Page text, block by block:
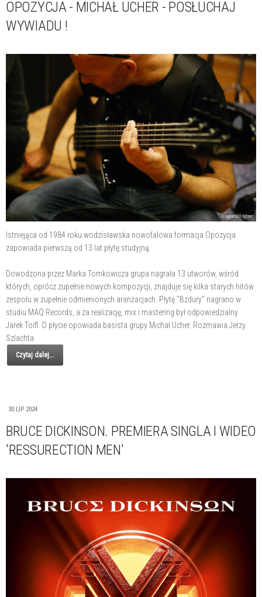
OPOZYCJA - MICHAŁ UCHER - POSŁUCHAJ
WYWIADU !
Istniejąca od 1984 roku wodzisławska nowofalowa formacja Opozycja
zapowiada pierwszą od 13 lat płytę studyjną.
Dowodzona przez Marka Tomkowicza grupa nagrała 13 utworów, wśród
których, oprócz zupełnie nowych kompozycji, znajduje się kilka starych hitów
zespołu w zupełnie odmienionych aranżacjach. Płytę "Bzdury" nagrano w
studiu MAQ Records, a za realizację, mix i mastering był odpowiedzialny
Jarek Toifl. O płycie opowiada basista grupy Michał Ucher. Rozmawia Jerzy
Szlachta
Czytaj dalej...
30 LIP 2024
BRUCE DICKINSON. PREMIERA SINGLA I WIDEO
'RESSURECTION MEN'